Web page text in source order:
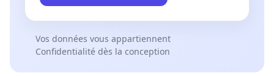
Vos données vous appartiennent
Confidentialité dès la conception